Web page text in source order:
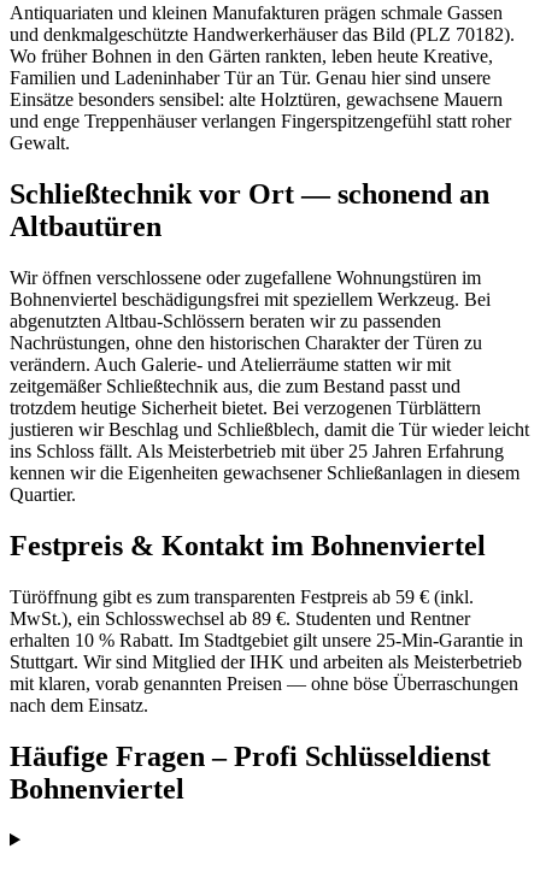
Antiquariaten und kleinen Manufakturen prägen schmale Gassen
und denkmalgeschützte Handwerkerhäuser das Bild (PLZ 70182).
Wo früher Bohnen in den Gärten rankten, leben heute Kreative,
Familien und Ladeninhaber Tür an Tür. Genau hier sind unsere
Einsätze besonders sensibel: alte Holztüren, gewachsene Mauern
und enge Treppenhäuser verlangen Fingerspitzengefühl statt roher
Gewalt.
Schließtechnik vor Ort — schonend an
Altbautüren
Wir öffnen verschlossene oder zugefallene Wohnungstüren im
Bohnenviertel beschädigungsfrei mit speziellem Werkzeug. Bei
abgenutzten Altbau-Schlössern beraten wir zu passenden
Nachrüstungen, ohne den historischen Charakter der Türen zu
verändern. Auch Galerie- und Atelierräume statten wir mit
zeitgemäßer Schließtechnik aus, die zum Bestand passt und
trotzdem heutige Sicherheit bietet. Bei verzogenen Türblättern
justieren wir Beschlag und Schließblech, damit die Tür wieder leicht
ins Schloss fällt. Als Meisterbetrieb mit über 25 Jahren Erfahrung
kennen wir die Eigenheiten gewachsener Schließanlagen in diesem
Quartier.
Festpreis & Kontakt im Bohnenviertel
Türöffnung gibt es zum transparenten Festpreis ab 59 € (inkl.
MwSt.), ein Schlosswechsel ab 89 €. Studenten und Rentner
erhalten 10 % Rabatt. Im Stadtgebiet gilt unsere 25-Min-Garantie in
Stuttgart. Wir sind Mitglied der IHK und arbeiten als Meisterbetrieb
mit klaren, vorab genannten Preisen — ohne böse Überraschungen
nach dem Einsatz.
Häufige Fragen – Profi Schlüsseldienst
Bohnenviertel